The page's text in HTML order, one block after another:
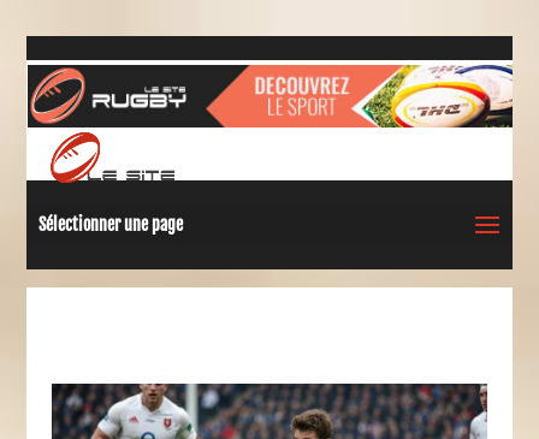
Sélectionner une page